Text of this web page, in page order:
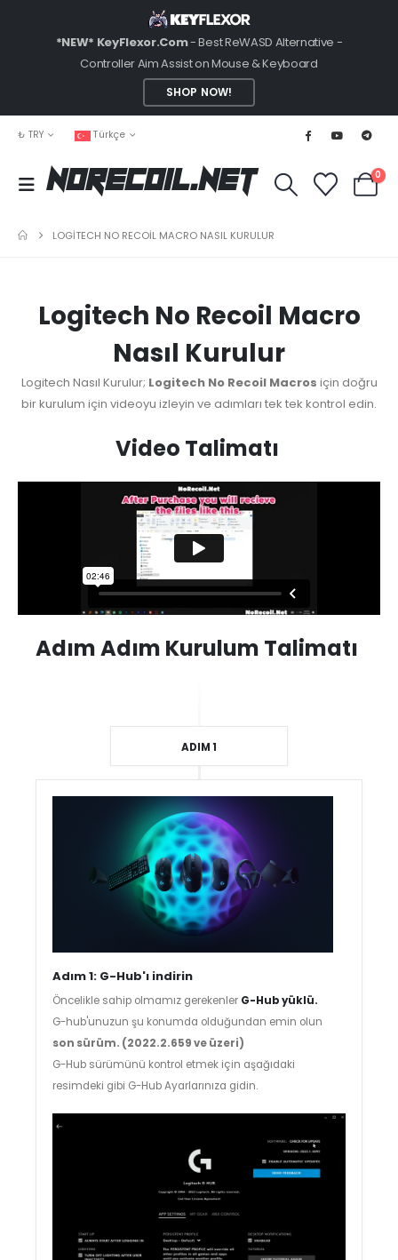
*NEW* KeyFlexor.Com- Best ReWASD Alternative -
Controller Aim Assist on Mouse & Keyboard
SHOP NOW!
₺ TRY Türkçe
NoRecoil.Net 0
LOGITECH NO RECOIL MACRO NASIL KURULUR
Logitech No Recoil Macro
Nasıl Kurulur
Logitech Nasıl Kurulur; Logitech No Recoil Macros için doğru
bir kurulum için videoyu izleyin ve adımları tek tek kontrol edin.
Video Talimatı
AdımAdım Kurulum Talimatı
ADIM 1
Adım 1: G-Hub'ı indirin
Öncelikle sahip olmamız gerekenler G-Hub yüklü.
G-hub'unuzun şu konumda olduğundan emin olun
son sürüm. (2022.2.659 ve üzeri)
G-Hub sürümünü kontrol etmek için aşağıdaki
resimdeki gibi G-Hub Ayarlarınıza gidin.